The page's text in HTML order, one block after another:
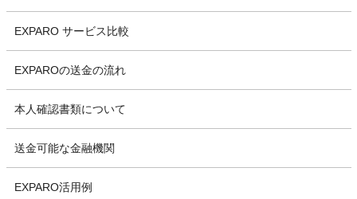
EXPARO サービス比較
EXPAROの送金の流れ
本人確認書類について
送金可能な金融機関
EXPARO活用例